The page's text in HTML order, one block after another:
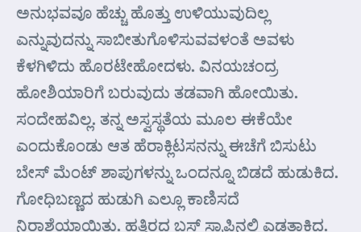
ಅನುಭವವೂ ಹೆಚ್ಚು ಹೊತ್ತು ಉಳಿಯುವುದಿಲ್ಲ
ಎನ್ನುವುದನ್ನು ಸಾಬೀತುಗೊಳಿಸುವವಳಂತೆ ಅವಳು
ಕೆಳಗಿಳಿದು ಹೊರಟೇಹೋದಳು. ವಿನಯಚಂದ್ರ
ಹೋಶಿಯಾರಿಗೆ ಬರುವುದು ತಡವಾಗಿ ಹೋಯಿತು.
ಸಂದೇಹವಿಲ್ಲ. ತನ್ನ ಅಸ್ವಸ್ಥತೆಯ ಮೂಲ ಈಕೆಯೇ
ಎಂದುಕೊಂಡು ಆತ ಹೆರಾಕ್ಲಿಟಸನನ್ನು ಈಚೆಗೆ ಬಿಸುಟು
ಬೇಸ್ ಮೆಂಟ್ ಶಾಪುಗಳನ್ನು ಒಂದನ್ನೂ ಬಿಡದೆ ಹುಡುಕಿದ.
ಗೋಧಿಬಣ್ಣದ ಹುಡುಗಿ ಎಲ್ಲೂ ಕಾಣಿಸದೆ
ನಿರಾಶೆಯಾಯಿತು. ಹತ್ತಿರದ ಬಸ್ ಸ್ಟಾಪಿನಲ್ಲಿ ಎಡತಾಕಿದ.